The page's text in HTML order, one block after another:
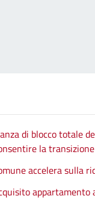
di blocco totale
la
accelera sulla
appartamento